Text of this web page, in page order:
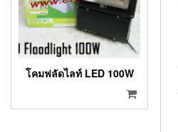
โคมฟลัดไลท์ LED 100W